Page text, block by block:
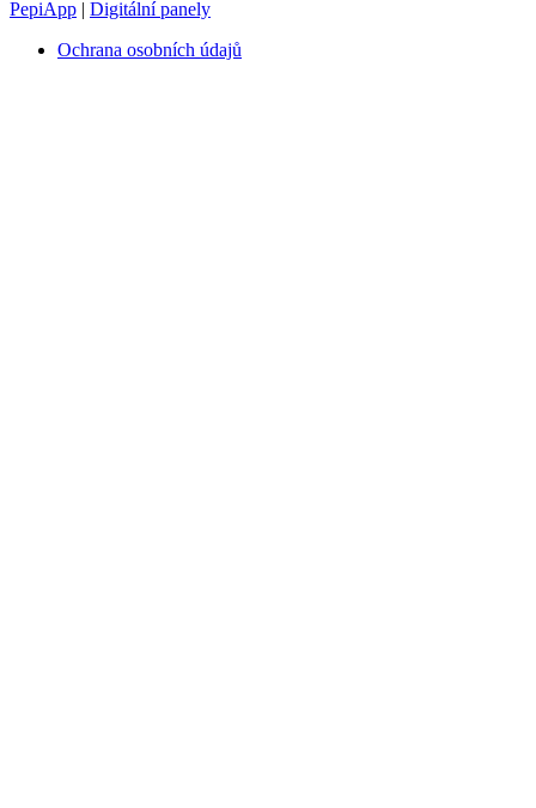
PepiApp | Digitální panely
Ochrana osobních údajů